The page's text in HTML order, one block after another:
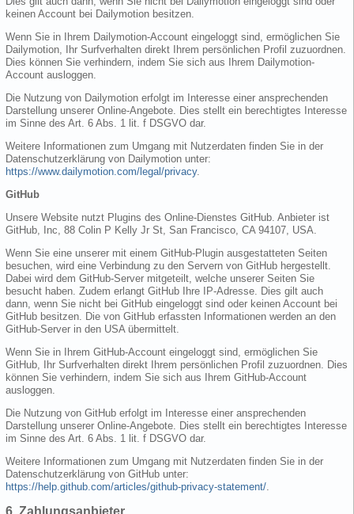
keinen Account bei Dailymotion besitzen.
Wenn Sie in Ihrem Dailymotion-Account eingeloggt sind, ermöglichen Sie
Dailymotion, Ihr Surfverhalten direkt Ihrem persönlichen Profil zuzuordnen.
Dies können Sie verhindern, indem Sie sich aus Ihrem Dailymotion-
Account ausloggen.
Die Nutzung von Dailymotion erfolgt im Interesse einer ansprechenden
Darstellung unserer Online-Angebote. Dies stellt ein berechtigtes Interesse
im Sinne des Art. 6 Abs. 1 lit. f DSGVO dar.
Weitere Informationen zum Umgang mit Nutzerdaten finden Sie in der
Datenschutzerklärung von Dailymotion unter:
https://www.dailymotion.com/legal/privacy.
GitHub
Unsere Website nutzt Plugins des Online-Dienstes GitHub. Anbieter ist
GitHub, Inc, 88 Colin P Kelly Jr St, San Francisco, CA 94107, USA.
Wenn Sie eine unserer mit einem GitHub-Plugin ausgestatteten Seiten
besuchen, wird eine Verbindung zu den Servern von GitHub hergestellt.
Dabei wird dem GitHub-Server mitgeteilt, welche unserer Seiten Sie
besucht haben. Zudem erlangt GitHub Ihre IP-Adresse. Dies gilt auch
dann, wenn Sie nicht bei GitHub eingeloggt sind oder keinen Account bei
GitHub besitzen. Die von GitHub erfassten Informationen werden an den
GitHub-Server in den USA übermittelt.
Wenn Sie in Ihrem GitHub-Account eingeloggt sind, ermöglichen Sie
GitHub, Ihr Surfverhalten direkt Ihrem persönlichen Profil zuzuordnen. Dies
können Sie verhindern, indem Sie sich aus Ihrem GitHub-Account
ausloggen.
Die Nutzung von GitHub erfolgt im Interesse einer ansprechenden
Darstellung unserer Online-Angebote. Dies stellt ein berechtigtes Interesse
im Sinne des Art. 6 Abs. 1 lit. f DSGVO dar.
Weitere Informationen zum Umgang mit Nutzerdaten finden Sie in der
Datenschutzerklärung von GitHub unter:
https://help.github.com/articles/github-privacy-statement/
6. Zahlungsanbieter